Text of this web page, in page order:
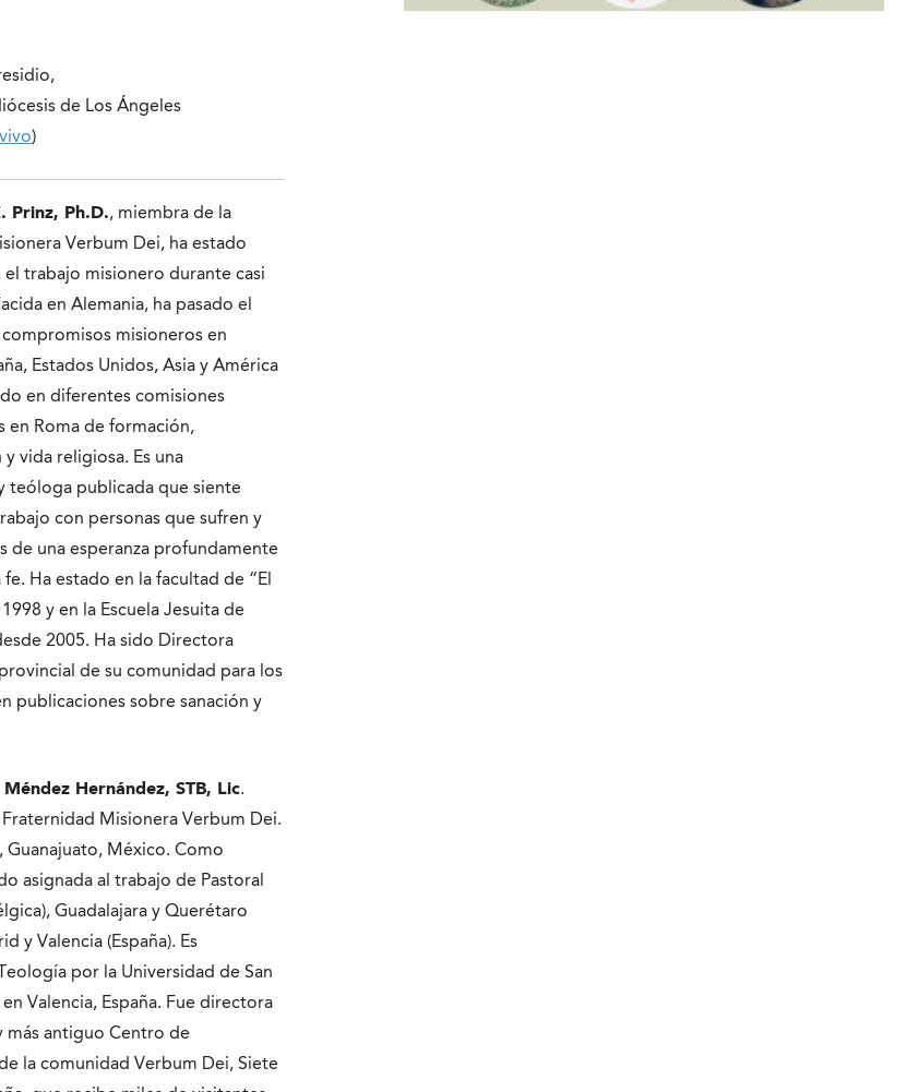
de Los Ángeles
)
Prinz, Ph.D., miembra de la
Verbum Dei, ha estado
el trabajo misionero durante casi
en Alemania, ha pasado el
misioneros en
Estados Unidos, Asia y América
en diferentes comisiones
en Roma de formación,
vida religiosa. Es una
teóloga publicada que siente
con personas que sufren y
de una esperanza profundamente
Ha estado en la facultad de “El
y en la Escuela Jesuita de
2005. Ha sido Directora
de su comunidad para los
publicaciones sobre sanación y
Hernández, STB, Lic.
Misionera Verbum Dei.
Guanajuato, México. Como
asignada al trabajo de Pastoral
Guadalajara y Querétaro
y Valencia (España). Es
por la Universidad de San
Valencia, España. Fue directora
más antiguo Centro de
la comunidad Verbum Dei, Siete